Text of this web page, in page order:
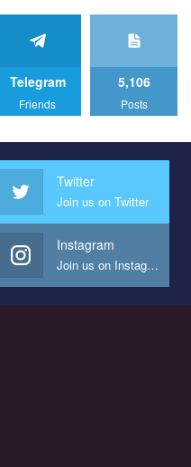
help us implement our plan
below the video.
команды "Гей-альянс
организации.
помочь нам реализовать
на почве
на наш канал YouTube
Telegram
Friends
5,106
Posts
Twitter
Join us on Twitter
Instagram
Join us on Instagram